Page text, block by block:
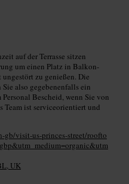
auf der Terrasse sitzen
um einen Platz in Balkon-
zu genießen. Die
also gegebenenfalls ein
Personal Bescheid, wenn Sie von
Team ist serviceorientiert und
gb/visit-us-princes-street/roofto
UK